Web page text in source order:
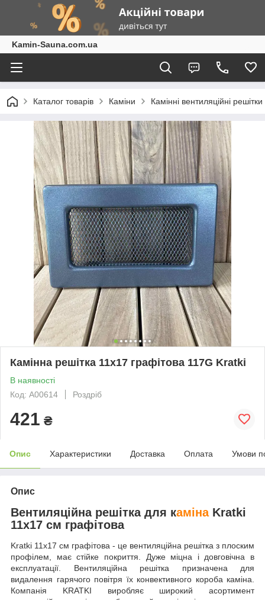
Kamin-Sauna.com.ua
Каталог товарів Каміни Камінні вентиляційні решітки
Камінна решітка 11x17 графітова 117G Kratki
В наявності
Код: А00614
Роздріб
421 ₴
Опис Характеристики Доставка Оплата Умови
Опис
Вентиляційна решітка для каміна Kratki
11х17 см графітова
Kratki 11х17 см графітова - це вентиляційна решітка з плоским
профілем, має стійке покриття. Дуже міцна і довговічна в
експлуатації. Вентиляційна решітка призначена для
видалення гарячого повітря їх конвективного короба каміна.
Компанія KRATKI виробляє широкий асортимент